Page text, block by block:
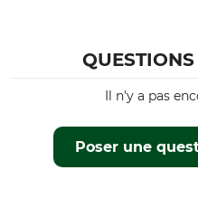
Poser une
Il n'y a pas